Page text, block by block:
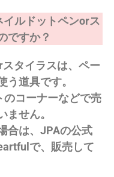
ルドットペンorス
ですか？
タイラスは、ペー
道具です。
のコーナーなどで売
ません。
合は、JPAの公式
で、販売して